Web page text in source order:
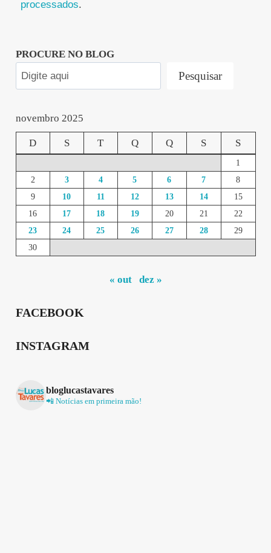
processados.
PROCURE NO BLOG
Pesquisar
novembro 2025
D S T Q Q S S
1
2
3 4 5 6 7
8
9
10 11 12 13 14
15
16
17 18 19 20 21
22
23
24 25 26 27 28
29
30
« out dez »
FACEBOOK
INSTAGRAM
bloglucastavares
📲 Notícias em primeira mão!